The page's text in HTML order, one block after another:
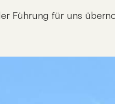
Führung für uns